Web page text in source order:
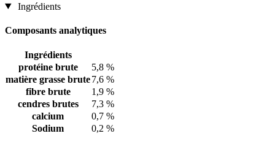
Ingrédients
Composants analytiques
Ingrédients
protéine brute
5,8 %
matière grasse brute7,6 %
fibre brute
1,9 %
cendres brutes
7,3 %
calcium
0,7 %
Sodium
0,2 %